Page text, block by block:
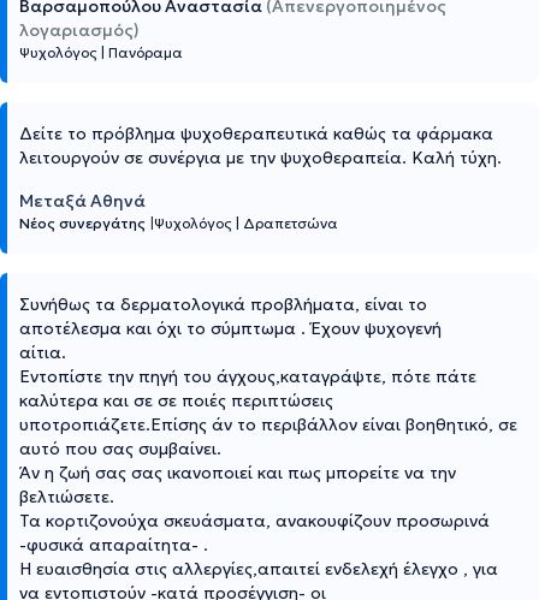
Βαρσαμοπούλου Αναστασία (Απενεργοποιημένος
λογαριασμός)
Ψυχολόγος Πανόραμα
Δείτε το πρόβλημα ψυχοθεραπευτικά καθώς τα φάρμακα
λειτουργούν σε συνέργια με την ψυχοθεραπεία. Καλή τύχη.
Μεταξά Αθηνά
Νέος συνεργάτης Ψυχολόγος Δραπετσώνα
Συνήθως τα δερματολογικά προβλήματα, είναι το
αποτέλεσμα και όχι το σύμπτωμα . Έχουν ψυχογενή
αίτια.
Εντοπίστε την πηγή του άγχους,καταγράψτε, πότε πάτε
καλύτερα και σε σε ποιές περιπτώσεις
υποτροπιάζετε.Επίσης άν το περιβάλλον είναι βοηθητικό, σε
αυτό που σας συμβαίνει.
Άν η ζωή σας σας ικανοποιεί και πως μπορείτε να την
βελτιώσετε.
Τα κορτιζονούχα σκευάσματα, ανακουφίζουν προσωρινά
-φυσικά απαραίτητα- .
Η ευαισθησία στις αλλεργίες,απαιτεί ενδελεχή έλεγχο , για
να εντοπιστούν -κατά προσέγγιση- οι